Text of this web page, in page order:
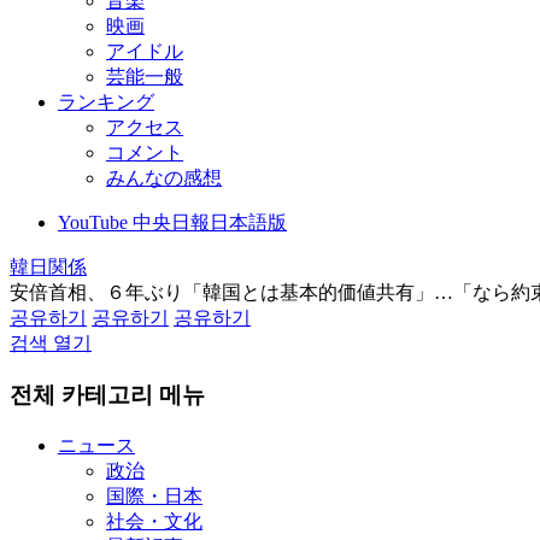
映画
アイドル
芸能一般
ランキング
アクセス
コメント
みんなの感想
YouTube 中央日報日本語版
韓日関係
安倍首相、６年ぶり「韓国とは基本的価値共有」…「なら約
공유하기
공유하기
공유하기
검색 열기
전체 카테고리 메뉴
ニュース
政治
国際・日本
社会・文化